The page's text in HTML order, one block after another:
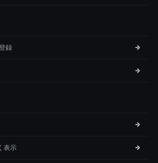
録
表示